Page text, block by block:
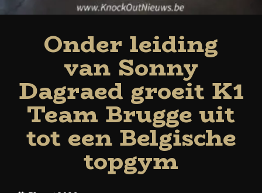
Onder leiding
van Sonny
Dagraed groeit K1
Team Brugge uit
tot een Belgische
topgym